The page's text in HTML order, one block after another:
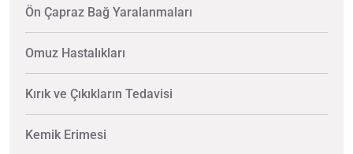
Ön Çapraz Bağ Yaralanmaları
Omuz Hastalıkları
Kırık ve Çıkıkların Tedavisi
Kemik Erimesi